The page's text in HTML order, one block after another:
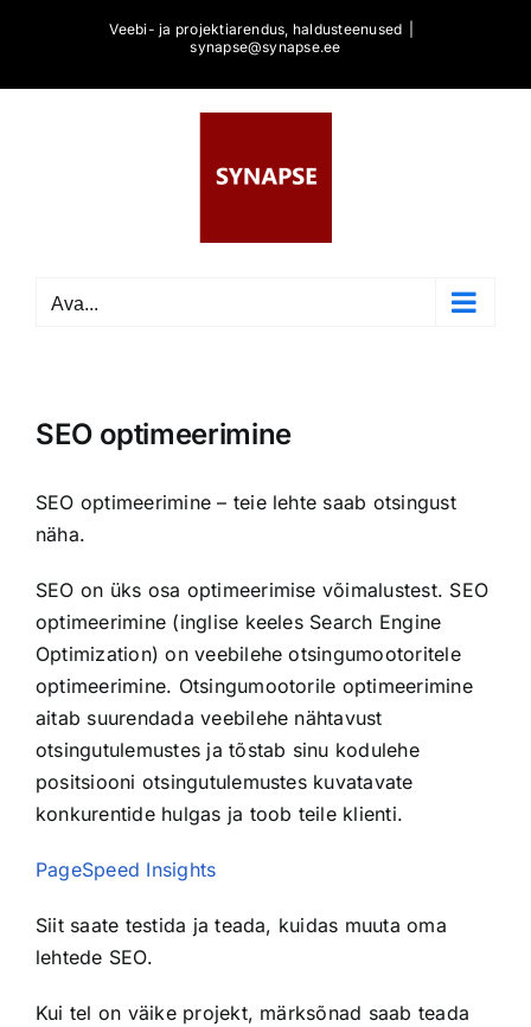
Veebi- ja projektiarendus, haldusteenused
synapse@synapse.ee
Ava...
SEO optimeerimine
SEO optimeerimine – teie lehte saab otsingust
näha.
SEO on üks osa optimeerimise võimalustest. SEO
optimeerimine (inglise keeles Search Engine
Optimization) on veebilehe otsingumootoritele
optimeerimine. Otsingumootorile optimeerimine
aitab suurendada veebilehe nähtavust
otsingutulemustes ja tõstab sinu kodulehe
positsiooni otsingutulemustes kuvatavate
konkurentide hulgas ja toob teile klienti.
PageSpeed Insights
Siit saate testida ja teada, kuidas muuta oma
lehtede SEO.
Kui tel on väike projekt, märksõnad saab teada